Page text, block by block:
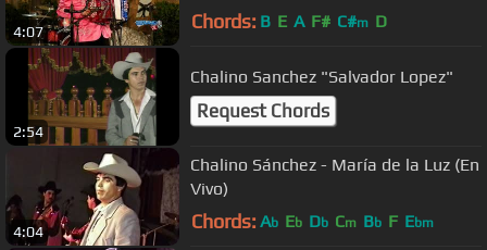
4:07
Vivo 2018)
Chords: B E A F# C#m D
2:54
Chalino Sanchez "Salvador Lopez"
Request Chords
4:04
Chalino Sánchez - María de la Luz (En
Vivo)
Chords: Ab Eb Db Cm Bb F Ebm